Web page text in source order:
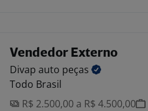
Vendedor Externo
Divap auto peças
Todo Brasil
R$ 2.500,00 a R$ 4.500,00